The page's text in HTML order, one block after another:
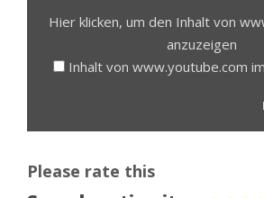
ANZEIGEN
Hier klicken, um den Inhalt von
anzuzeigen
Inhalt von www.youtube.com
Please rate this